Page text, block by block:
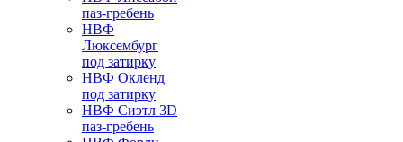
паз-гребень
НВФ
Люксембург
под затирку
НВФ Окленд
под затирку
НВФ Сиэтл 3D
паз-гребень